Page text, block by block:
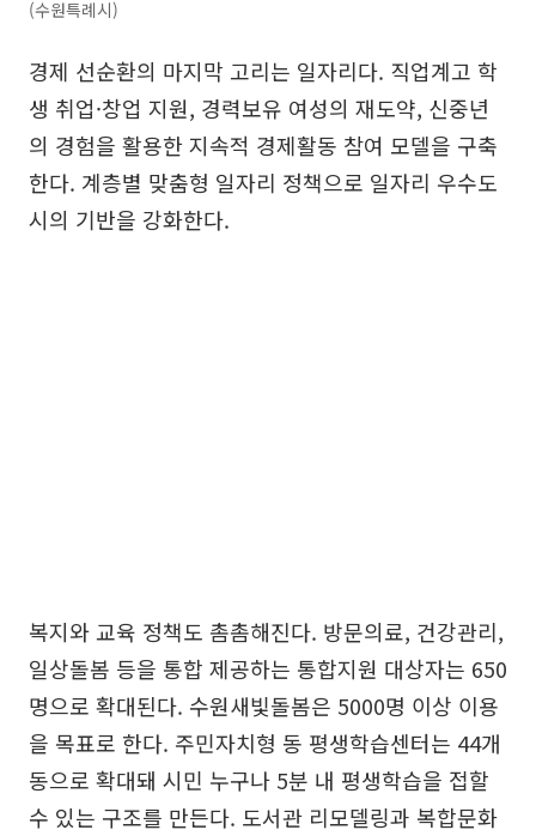
(수원특례시)
경제 선순환의 마지막 고리는 일자리다. 직업계고 학
생 취업·창업 지원, 경력보유 여성의 재도약, 신중년
의 경험을 활용한 지속적 경제활동 참여 모델을 구축
한다. 계층별 맞춤형 일자리 정책으로 일자리 우수도
시의 기반을 강화한다.
복지와 교육 정책도 촘촘해진다. 방문의료, 건강관리,
일상돌봄 등을 통합 제공하는 통합지원 대상자는 650
명으로 확대된다. 수원새빛돌봄은 5000명 이상 이용
을 목표로 한다. 주민자치형 동 평생학습센터는 44개
동으로 확대돼 시민 누구나 5분 내 평생학습을 접할
수 있는 구조를 만든다. 도서관 리모델링과 복합문화